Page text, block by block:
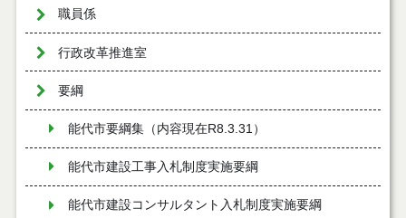
職員係
行政改革推進室
要綱
能代市要綱集（内容現在R8.3.31）
能代市建設工事入札制度実施要綱
能代市建設コンサルタント入札制度実施要綱